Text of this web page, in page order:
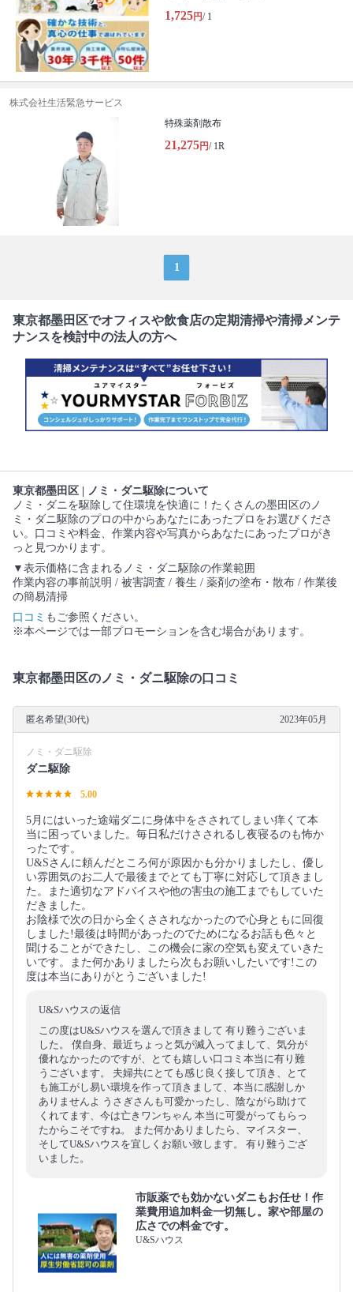
1,725円/ 1
株式会社生活緊急サービス
特殊薬剤散布
21,275円/ 1R
1
東京都墨田区でオフィスや飲食店の定期清掃や清掃メンテ
ナンスを検討中の法人の方へ
東京都墨田区 | ノミ・ダニ駆除について
ノミ・ダニを駆除して住環境を快適に！たくさんの墨田区のノ
ミ・ダニ駆除のプロの中からあなたにあったプロをお選びくださ
い。口コミや料金、作業内容や写真からあなたにあったプロがき
っと見つかります。
▼表示価格に含まれるノミ・ダニ駆除の作業範囲
作業内容の事前説明 / 被害調査 / 養生 / 薬剤の塗布・散布 / 作業後
の簡易清掃
口コミ もご参照ください。
※本ページでは一部プロモーションを含む場合があります。
東京都墨田区のノミ・ダニ駆除の口コミ
匿名希望(30代) 2023年05月
ノミ・ダニ駆除
ダニ駆除
5.00
5月にはいった途端ダニに身体中をさされてしまい痒くて本
当に困っていました。毎日私だけさされるし夜寝るのも怖か
ったです。
U&Sさんに頼んだところ何が原因かも分かりましたし、優し
い雰囲気のお二人で最後までとても丁寧に対応して頂きまし
た。また適切なアドバイスや他の害虫の施工までもしていた
だきました。
お陰様で次の日から全くさされなかったので心身ともに回復
しました!最後は時間があったのでためになるお話も色々と
聞けることができたし、この機会に家の空気も変えていきた
いです。また何かありましたら次もお願いしたいです!この
度は本当にありがとうございました!
U&Sハウスの返信
この度はU&Sハウスを選んで頂きまして 有り難うございま
した。 僕自身、最近ちょっと気が滅入ってまして、気分が
優れなかったのですが、とても嬉しい口コミ本当に有り難
うございます。 夫婦共にとても感じ良く接して頂き、とて
も施工がし易い環境を作って頂きまして、本当に感謝しか
ありませんよ うさぎさんも可愛かったし、陰ながら助けて
くれてます、今は亡きワンちゃん 本当に可愛がってもらっ
たからこそですね。 また何かありましたら、マイスター、
そしてU&Sハウスを宜しくお願い致します。 有り難うござ
いました。
市販薬でも効かないダニもお任せ！作
業費用追加料金一切無し。家や部屋の
広さでの料金です。
U&Sハウス